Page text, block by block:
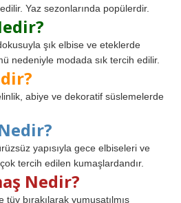
Yaz sezonlarında popülerdir.
şık elbise ve eteklerde
nedeniyle modada sık tercih edilir.
abiye ve dekoratif süslemelerde
yapısıyla gece elbiseleri ve
tercih edilen kumaşlardandır.
Nedir?
bırakılarak yumuşatılmış